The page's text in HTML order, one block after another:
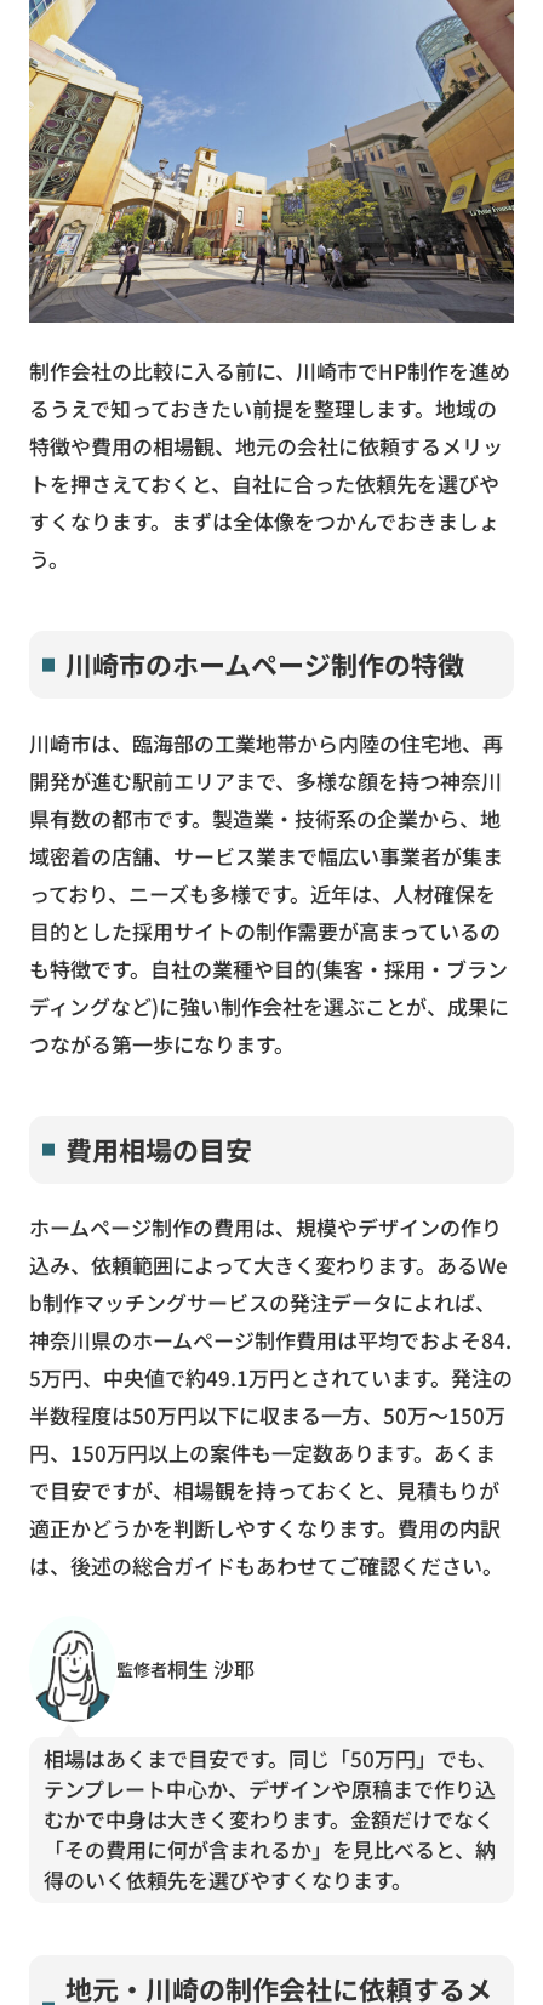
制作会社の比較に入る前に、川崎市でHP制作を進め
るうえで知っておきたい前提を整理します。地域の
特徴や費用の相場観、地元の会社に依頼するメリッ
トを押さえておくと、自社に合った依頼先を選びや
すくなります。まずは全体像をつかんでおきましょ
う。
川崎市のホームページ制作の特徴
川崎市は、臨海部の工業地帯から内陸の住宅地、再
開発が進む駅前エリアまで、多様な顔を持つ神奈川
県有数の都市です。製造業・技術系の企業から、地
域密着の店舗、サービス業まで幅広い事業者が集ま
っており、ニーズも多様です。近年は、人材確保を
目的とした採用サイトの制作需要が高まっているの
も特徴です。自社の業種や目的(集客・採用・ブラン
ディングなど)に強い制作会社を選ぶことが、成果に
つながる第一歩になります。
費用相場の目安
ホームページ制作の費用は、規模やデザインの作り
込み、依頼範囲によって大きく変わります。あるWe
b制作マッチングサービスの発注データによれば、
神奈川県のホームページ制作費用は平均でおよそ84.
5万円、中央値で約49.1万円とされています。発注の
半数程度は50万円以下に収まる一方、50万〜150万
円、150万円以上の案件も一定数あります。あくま
で目安ですが、相場観を持っておくと、見積もりが
適正かどうかを判断しやすくなります。費用の内訳
は、後述の総合ガイドもあわせてご確認ください。
監修者桐生 沙耶
相場はあくまで目安です。同じ「50万円」でも、
テンプレート中心か、デザインや原稿まで作り込
むかで中身は大きく変わります。金額だけでなく
「その費用に何が含まれるか」を見比べると、納
得のいく依頼先を選びやすくなります。
地元・川崎の制作会社に依頼するメ